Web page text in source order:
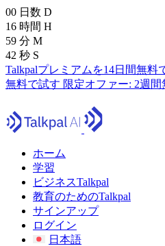
00 日数 D
16 時間 H
59 分 M
41 秒 S
Talkpalプレミアムを14日間無料
無料で試す 限定オファー: 2週間
ホーム
学習
ビジネスTalkpal
教育のためのTalkpal
サインアップ
ログイン
日本語